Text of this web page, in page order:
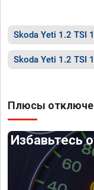
Skoda Yeti 1.2 TSI
Skoda Yeti 1.2 TSI
Плюсы
Избавьтесь